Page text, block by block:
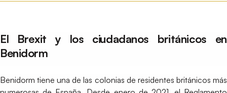
El Brexit y los ciudadanos británicos en
Benidorm
Benidorm tiene una de las colonias de residentes británicos más